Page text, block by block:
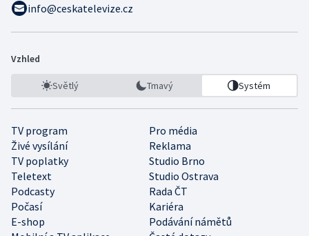
info@ceskatelevize.cz
Vzhled
Světlý Tmavý Systém
TV program
Pro média
Živé vysílání
Reklama
TV poplatky
Studio Brno
Teletext
Studio Ostrava
Podcasty
Rada ČT
Počasí
Kariéra
E-shop
Podávání námětů